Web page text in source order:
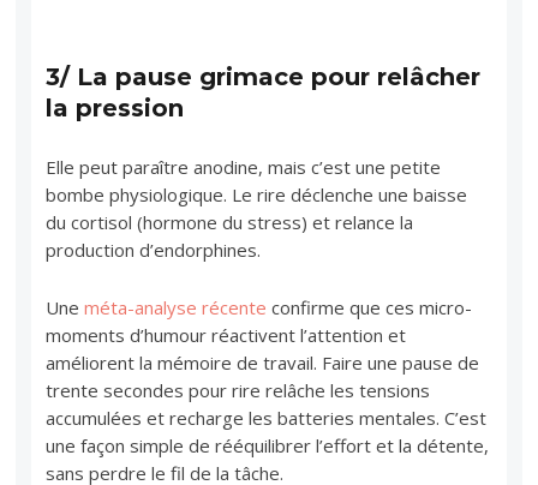
3/ La pause grimace pour relâcher
la pression
Elle peut paraître anodine, mais c’est une petite
bombe physiologique. Le rire déclenche une baisse
du cortisol (hormone du stress) et relance la
production d’endorphines.
Uneméta-analyse récente confirme que ces micro-
moments d’humour réactivent l’attention et
améliorent la mémoire de travail. Faire une pause de
trente secondes pour rire relâche les tensions
accumulées et recharge les batteries mentales. C’est
une façon simple de rééquilibrer l’effort et la détente,
sans perdre le fil de la tâche.